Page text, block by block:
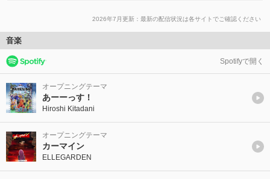
2026年7月更新：最新の配信状況は各サイトでご確認ください
音楽
Spotifyで開く
オープニングテーマ
あーーっす！
Hiroshi Kitadani
オープニングテーマ
カーマイン
ELLEGARDEN